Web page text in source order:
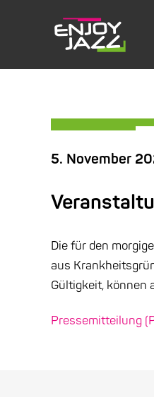
5. November
Die für den
aus
Gültigkeit, können
Pressemitteilung